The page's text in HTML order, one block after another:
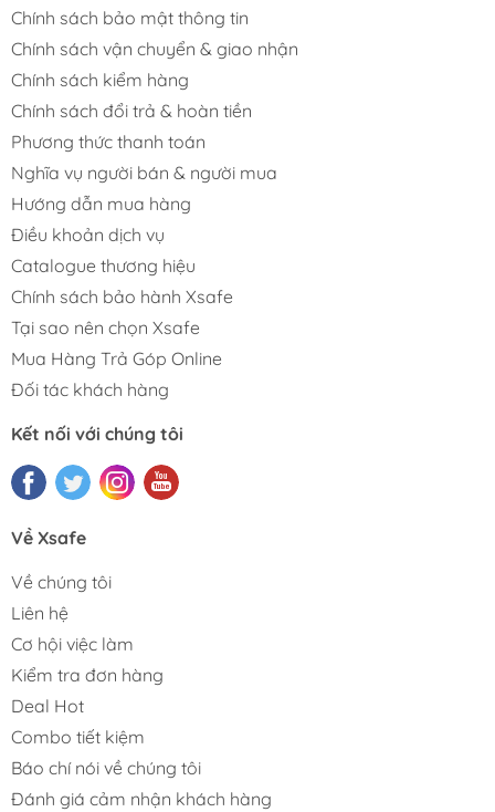
Chính sách bảo mật thông tin
Chính sách vận chuyển & giao nhận
Chính sách kiểm hàng
Chính sách đổi trả & hoàn tiền
Phương thức thanh toán
Nghĩa vụ người bán & người mua
Hướng dẫn mua hàng
Điều khoản dịch vụ
Catalogue thương hiệu
Chính sách bảo hành Xsafe
Tại sao nên chọn Xsafe
Mua Hàng Trả Góp Online
Đối tác khách hàng
Kết nối với chúng tôi
Về Xsafe
Về chúng tôi
Liên hệ
Cơ hội việc làm
Kiểm tra đơn hàng
Deal Hot
Combo tiết kiệm
Báo chí nói về chúng tôi
Đánh giá cảm nhận khách hàng